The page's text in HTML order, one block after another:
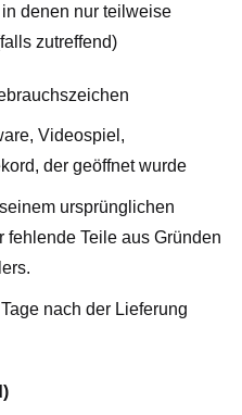
denen nur teilweise
zutreffend)
Videospiel,
der geöffnet wurde
ursprünglichen
fehlende Teile aus Gründen
nach der Lieferung